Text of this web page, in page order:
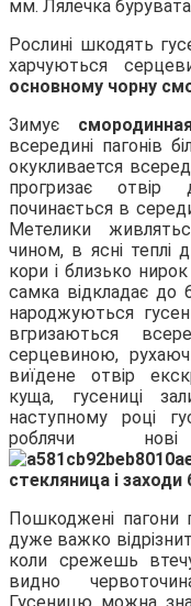
мм. Лялечка
Рослині шкодять
харчуються
основному чорну
Зимує
всередині пагонів
окукливается
прогризає отвір
починається в
Метелики
чином, в ясні теплі
кори і близько
самка відкладає до
народжуються
вгризаються
серцевиною,
виїдене отвір
куща, гусениці
наступному році
роблячи
Пошкоджені пагони
дуже важко
коли срежешь
видно